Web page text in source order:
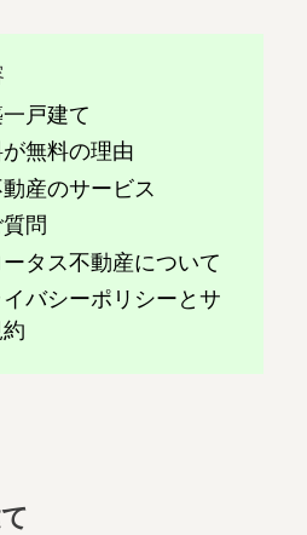
戸建て
無料の理由
産のサービス
問
タス不動産について
バシーポリシーとサ